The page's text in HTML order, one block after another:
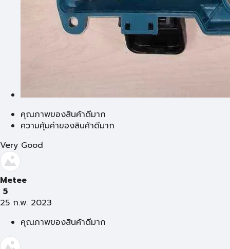
คุณภาพของสินค้าดีมาก
ความคุ้มค่าของสินค้าดีมาก
Very Good
Metee
5
25 ก.พ. 2023
คุณภาพของสินค้าดีมาก